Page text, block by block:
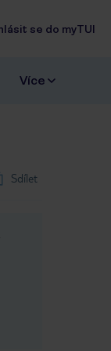
se do myTUI
Více
Sdílet